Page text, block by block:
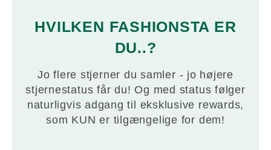
HVILKEN FASHIONSTA ER
DU..?
Jo flere stjerner du samler - jo højere
stjernestatus får du! Og med status følger
naturligvis adgang til eksklusive rewards,
som KUN er tilgængelige for dem!